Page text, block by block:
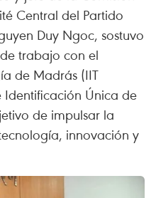
Central del Partido
Duy Ngoc, sostuvo
trabajo con el
de Madrás (IIT
Única de
de impulsar la
innovación y